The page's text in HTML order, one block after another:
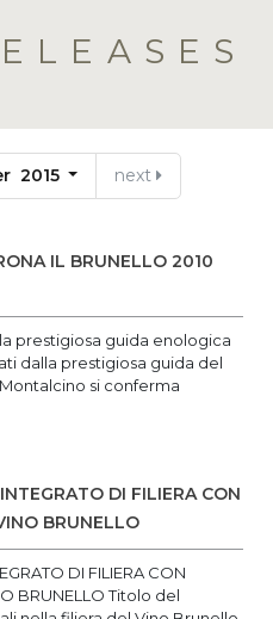
2015 next
IL BRUNELLO 2010
prestigiosa guida enologica
dalla prestigiosa guida del
si conferma
DI FILIERA CON
BRUNELLO
DI FILIERA CON
BRUNELLO Titolo del